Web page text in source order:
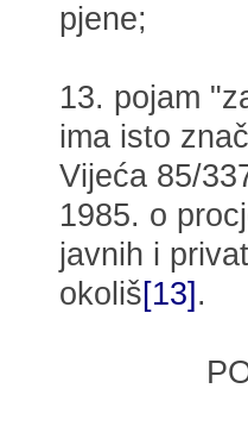
pjene;
13. pojam
ima isto
Vijeća 85/
1985. o
javnih i
okoliš[13] .